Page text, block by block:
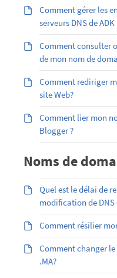
Comment gérer les
serveurs DNS de
Comment consulter
de mon nom de
Comment rediriger
site Web?
Comment lier mon
Blogger ?
Noms de
Quel est le délai de
modification de DNS
Comment résilier
Comment changer
.MA?